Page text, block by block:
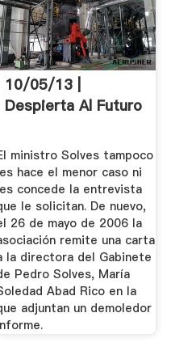
10/05/13 |
Despierta Al Futuro
ministro Solves tampoco
hace el menor caso ni
concede la entrevista
le solicitan. De nuevo,
26 de mayo de 2006 la
remite una carta
la directora del Gabinete
Pedro Solves, María
Abad Rico en la
adjuntan un demoledor